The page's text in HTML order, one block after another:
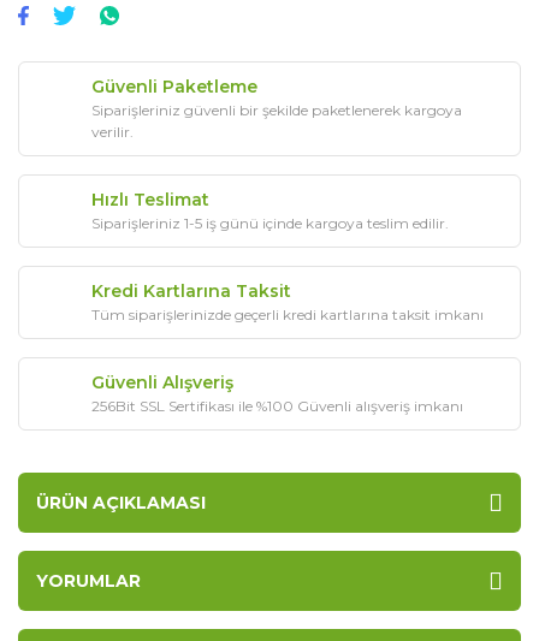
Güvenli Paketleme
Siparişleriniz güvenli bir şekilde paketlenerek kargoya
verilir.
Hızlı Teslimat
Siparişleriniz 1-5 iş günü içinde kargoya teslim edilir.
Kredi Kartlarına Taksit
Tüm siparişlerinizde geçerli kredi kartlarına taksit imkanı
Güvenli Alışveriş
256Bit SSL Sertifikası ile %100 Güvenli alışveriş imkanı
ÜRÜN AÇIKLAMASI
YORUMLAR